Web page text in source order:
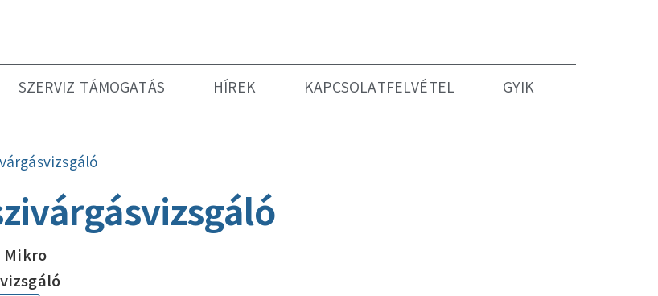
SZERVIZ TÁMOGATÁS HÍREK KAPCSOLATFELVÉTEL GYIK
Mikro